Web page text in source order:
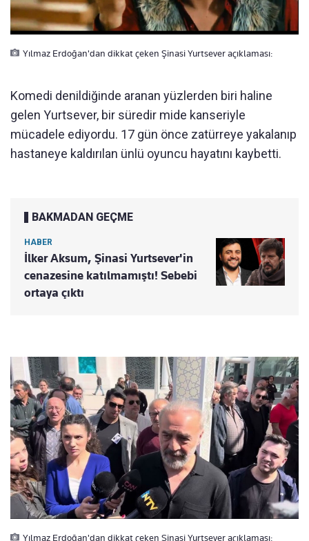
Yılmaz Erdoğan'dan dikkat çeken Şinasi Yurtsever açıklaması:
Komedi denildiğinde aranan yüzlerden biri haline
gelen Yurtsever, bir süredir mide kanseriyle
mücadele ediyordu. 17 gün önce zatürreye yakalanıp
hastaneye kaldırılan ünlü oyuncu hayatını kaybetti.
BAKMADAN GEÇME
HABER
İlker Aksum, Şinasi Yurtsever'in
cenazesine katılmamıştı! Sebebi
ortaya çıktı
Yılmaz Erdoğan'dan dikkat çeken Şinasi Yurtsever açıklaması: